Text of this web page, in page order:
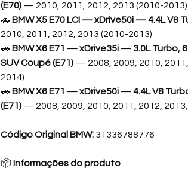
(E70) — 2010, 2011, 2012, 2013 (2010-2013)
🚗 BMW X5 E70 LCI — xDrive50i — 4.4L V8
2010, 2011, 2012, 2013 (2010-2013)
🚗 BMW X6 E71 — xDrive35i — 3.0L Turbo,
SUV Coupé (E71) — 2008, 2009, 2010,
2014)
🚗 BMW X6 E71 — xDrive50i — 4.4L V8
(E71) — 2008, 2009, 2010, 2011, 2012,
Código Original BMW: 31336788776
📦 Informações do produto